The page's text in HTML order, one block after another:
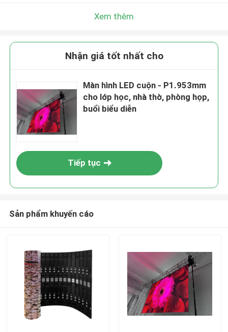
Xem thêm
Nhận giá tốt nhất cho
Màn hình LED cuộn - P1.953mm
cho lớp học, nhà thờ, phòng họp,
buổi biểu diễn
Tiếp tục
Sản phẩm khuyến cáo